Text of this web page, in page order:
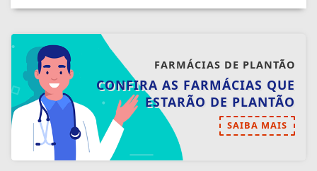
FARMÁCIAS DE PLANTÃO
CONFIRA AS FARMÁCIAS QUE
ESTARÃO DE PLANTÃO
SAIBA MAIS